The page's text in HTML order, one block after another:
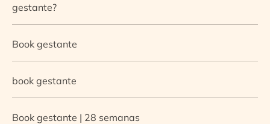
gestante?
Book gestante
book gestante
Book gestante | 28 semanas